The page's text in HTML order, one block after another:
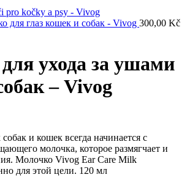
для глаз кошек и собак - Vivog 300,00 Kč
ухода за ушами
– Vivog
и кошек всегда начинается с
молочка, которое размягчает и
Молочко Vivog Ear Care Milk
для этой цели. 120 мл